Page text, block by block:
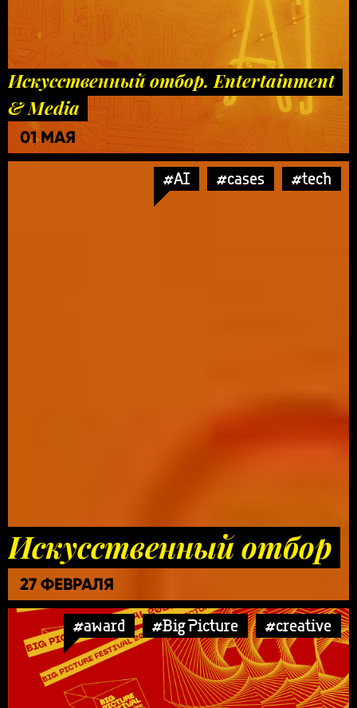
Искусственный отбор. Entertainment
& Media
01 МАЯ
#AI #cases #tech
Искусственный отбор
27 ФЕВРАЛЯ
#award #Big Picture #creative